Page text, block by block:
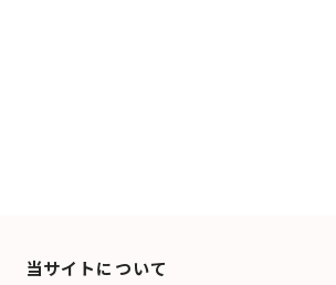
当サイトについて